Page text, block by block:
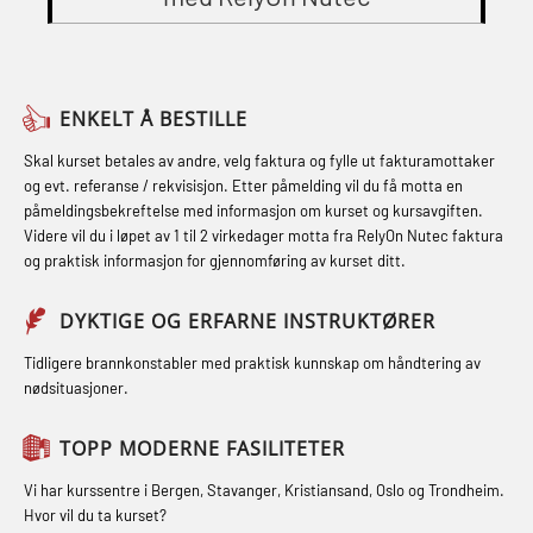
Compressed Air Emergency
Fallsikring (FAR108)
Førstehjelp – repetisjon (OFA102)
Førstehjelp grunnkurs (OFABLE101)
GOC sertifikat grunnleggende
(GMDSS) (MRC101)
GOC sertifikat repetisjon (GMDSS)
(MRC102)
GSK Sikkerhetskurs offshore for
oljearbeidere (OBS1055)
STCW Oppdatering videregående
(MBSBLE021)
STCW kombi oppdatering offiserer
og med.behandling (MBS134)
STCW Kombi Oppdatering Offiserer
og Medisinsk Behandling med
Webinar (MBS1341)
STCW Oppdatering for offiserer 24 t
(MBS114)
STCW Medisinsk førstehjelp (MFA1081)
STCW Medisinsk førstehjelp
oppdatering (MBSBLE025)
Grunnkurs Røykdykking Industrivern
inkl. brannslukning (FSC121)
Hjertestarter brukerkurs (OFA107)
Røykdykking industrivern –
repetisjon (LFI105)
Sikkerhetskurs for ansatte på
oppdrettsanlegg (LBS100)
Ulykkesgransking – Webinar (LSP103)
(LFI100)
ENKELT Å BESTILLE
Skal kurset betales av andre, velg faktura og fylle ut fakturamottaker
og evt. referanse / rekvisisjon. Etter påmelding vil du få motta en
påmeldingsbekreftelse med informasjon om kurset og kursavgiften.
Videre vil du i løpet av 1 til 2 virkedager motta fra RelyOn Nutec faktura
og praktisk informasjon for gjennomføring av kurset ditt.
DYKTIGE OG ERFARNE INSTRUKTØRER
Tidligere brannkonstabler med praktisk kunnskap om håndtering av
nødsituasjoner.
TOPP MODERNE FASILITETER
Vi har kurssentre i Bergen, Stavanger, Kristiansand, Oslo og Trondheim.
Hvor vil du ta kurset?